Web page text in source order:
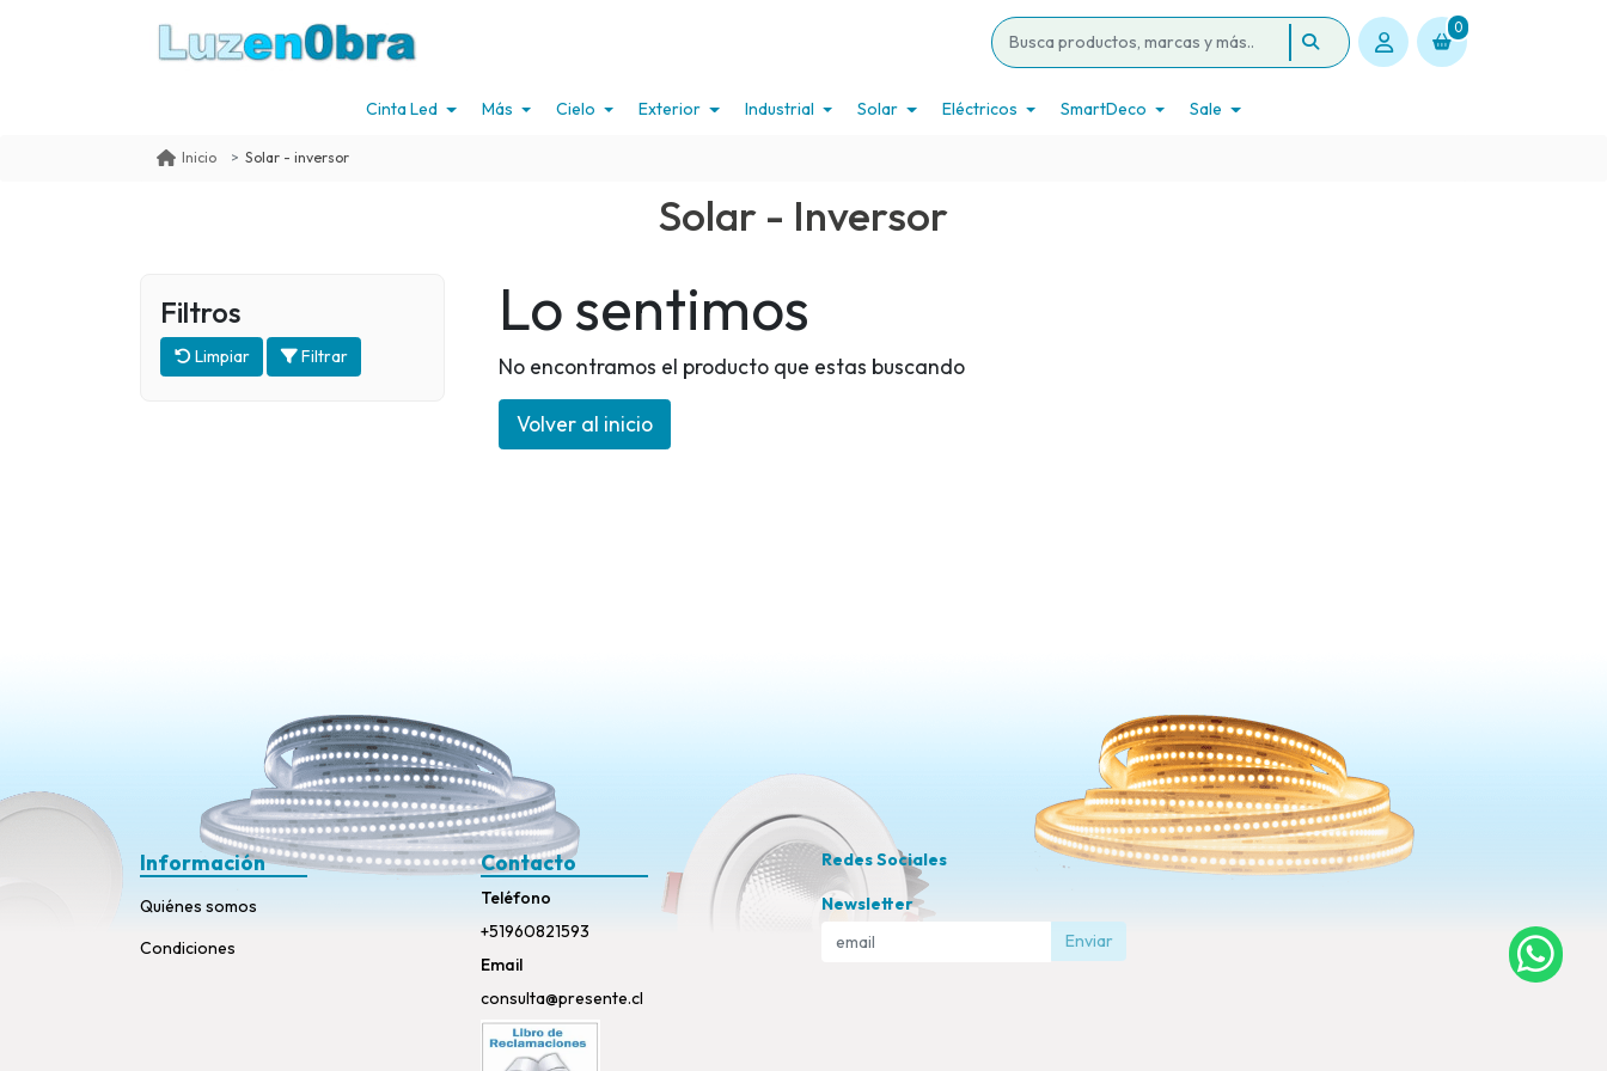
0
Cinta Led Más Cielo Exterior Industrial Solar Eléctricos SmartDeco Sale
Inicio Solar - inversor
Solar - Inversor
Filtros
Limpiar Filtrar
Lo sentimos
No encontramos el producto que estas buscando
Volver al inicio
Información
Quiénes somos
Condiciones
Contacto
Teléfono
+51960821593
Email
consulta@presente.cl
Redes Sociales
Newsletter
Enviar